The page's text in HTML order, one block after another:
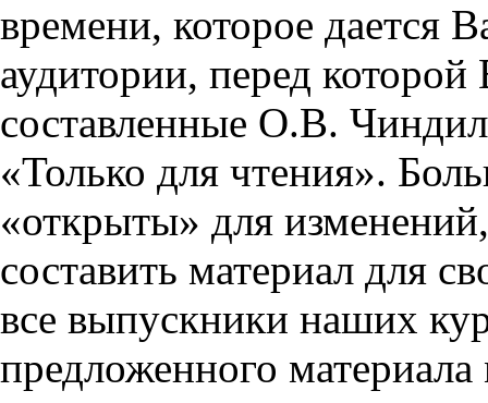
времени, которое дается
аудитории, перед
составленные О.В.
«Только для чтения».
«открыты» для
составить материал для
все выпускники наших
предложенного